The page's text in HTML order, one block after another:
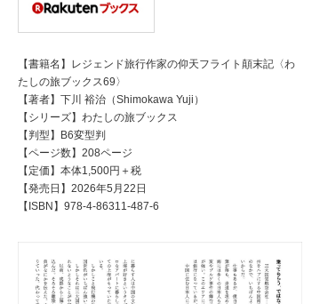
【書籍名】レジェンド旅行作家の仰天フライト顛末記〈わ
たしの旅ブックス69〉
【著者】下川 裕治（Shimokawa Yuji）
【シリーズ】わたしの旅ブックス
【判型】B6変型判
【ページ数】208ページ
【定価】本体1,500円＋税
【発売日】2026年5月22日
【ISBN】978-4-86311-487-6